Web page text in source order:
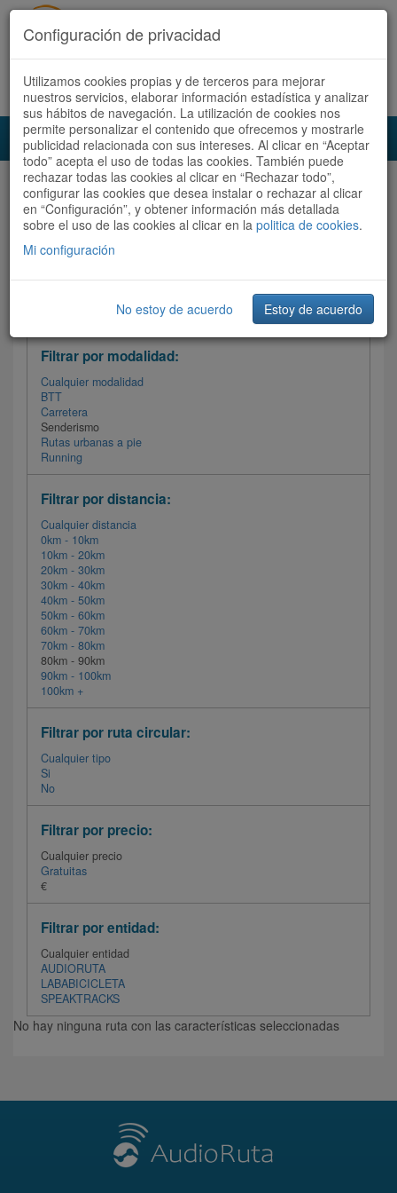
Acceder Registrate ahora Español | Català
Audioruta Todas las rutas
Todas las rutas
Ordenar por: Más recientes /
Filtrar las rutas
Filtrar por modalidad:
Cualquier modalidad
BTT
Carretera
Senderismo
Rutas urbanas a pie
Running
Filtrar por distancia:
Cualquier distancia
0km - 10km
10km - 20km
20km - 30km
30km - 40km
40km - 50km
50km - 60km
60km - 70km
70km - 80km
80km - 90km
90km - 100km
100km +
Filtrar por ruta circular:
Cualquier tipo
Si
No
Filtrar por precio:
Cualquier precio
Gratuitas
€
Filtrar por entidad:
Cualquier entidad
AUDIORUTA
LABABICICLETA
SPEAKTRACKS
No hay ninguna ruta con las características seleccionadas
Configuración de privacidad
Utilizamos cookies propias y de terceros para mejorar
nuestros servicios, elaborar información estadística y analizar
sus hábitos de navegación. La utilización de cookies nos
permite personalizar el contenido que ofrecemos y mostrarle
publicidad relacionada con sus intereses. Al clicar en “Aceptar
todo” acepta el uso de todas las cookies. También puede
rechazar todas las cookies al clicar en “Rechazar todo”,
configurar las cookies que desea instalar o rechazar al clicar
en “Configuración”, y obtener información más detallada
sobre el uso de las cookies al clicar en la politica de cookies.
Mi configuración
No estoy de acuerdo Estoy de acuerdo